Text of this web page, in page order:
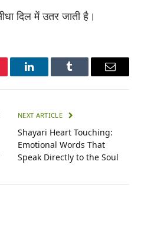
दिल में उतर जाती है।
LinkedInTumblr Email
NEXT ARTICLE
Shayari Heart Touching:
Emotional Words That
Speak Directly to the Soul